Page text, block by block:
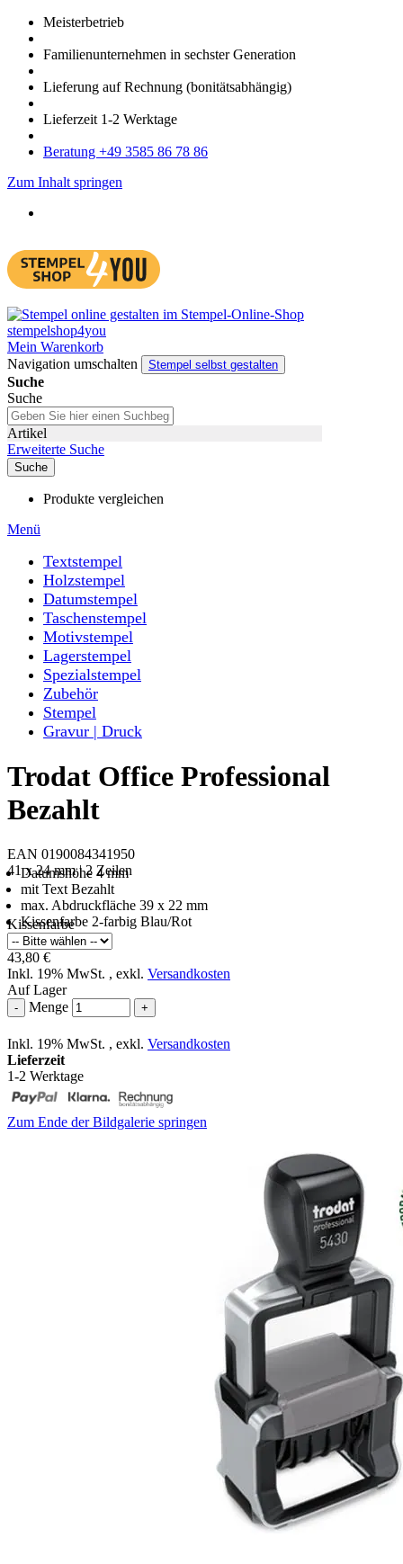
Meister­betrieb
Familien­unter­nehmen in sechster Gene­ration
Lieferung auf Rech­nung (bonitätsabhängig)
Liefer­zeit 1-2 Werk­tage
Bera­tung +49 3585 86 78 86
Zum Inhalt springen
Mein Warenkorb
Navigation umschalten
Stempel selbst gestalten
Suche
Suche
Artikel
Erweiterte Suche
Suche
Produkte vergleichen
Menü
Textstempel
Holzstempel
Datumstempel
Taschenstempel
Motivstempel
Lagerstempel
Spezialstempel
Zubehör
Stempel
Gravur | Druck
Trodat Office Professional
Bezahlt
EAN 0190084341950
41 x 24 mm | 2 Zeilen
Datumshöhe 4 mm
mit Text Bezahlt
max. Abdruckfläche 39 x 22 mm
Kissenfarbe 2-farbig Blau/Rot
Kissenfarbe
43,80 €
Inkl. 19% MwSt. , exkl. Versandkosten
Auf Lager
- Menge +
Inkl. 19% MwSt. , exkl. Versandkosten
Lieferzeit
1-2 Werktage
Zum Ende der Bildgalerie springen